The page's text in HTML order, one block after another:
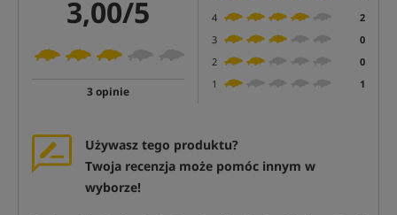
3,00/5
3 opinie
4
2
3
0
2
0
1
1
Używasz tego produktu?
Twoja recenzja może pomóc innym w
wyborze!